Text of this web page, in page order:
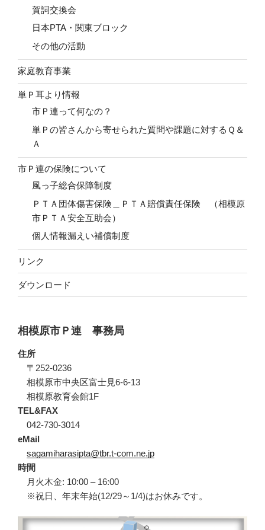
賀詞交換会
日本PTA・関東ブロック
その他の活動
家庭教育事業
単Ｐ耳より情報
市Ｐ連って何なの？
単Ｐの皆さんから寄せられた質問や課題に対するＱ＆
Ａ
市Ｐ連の保険について
風っ子総合保障制度
ＰＴＡ団体傷害保険＿ＰＴＡ賠償責任保険 （相模原
市ＰＴＡ安全互助会）
個人情報漏えい補償制度
リンク
ダウンロード
相模原市Ｐ連 事務局
住所
〒252-0236
相模原市中央区富士見6-6-13
相模原教育会館1F
TEL&FAX
042-730-3014
eMail
sagamiharasipta@tbr.t-com.ne.jp
時間
月火木金: 10:00 – 16:00
※祝日、年末年始(12/29～1/4)はお休みです。